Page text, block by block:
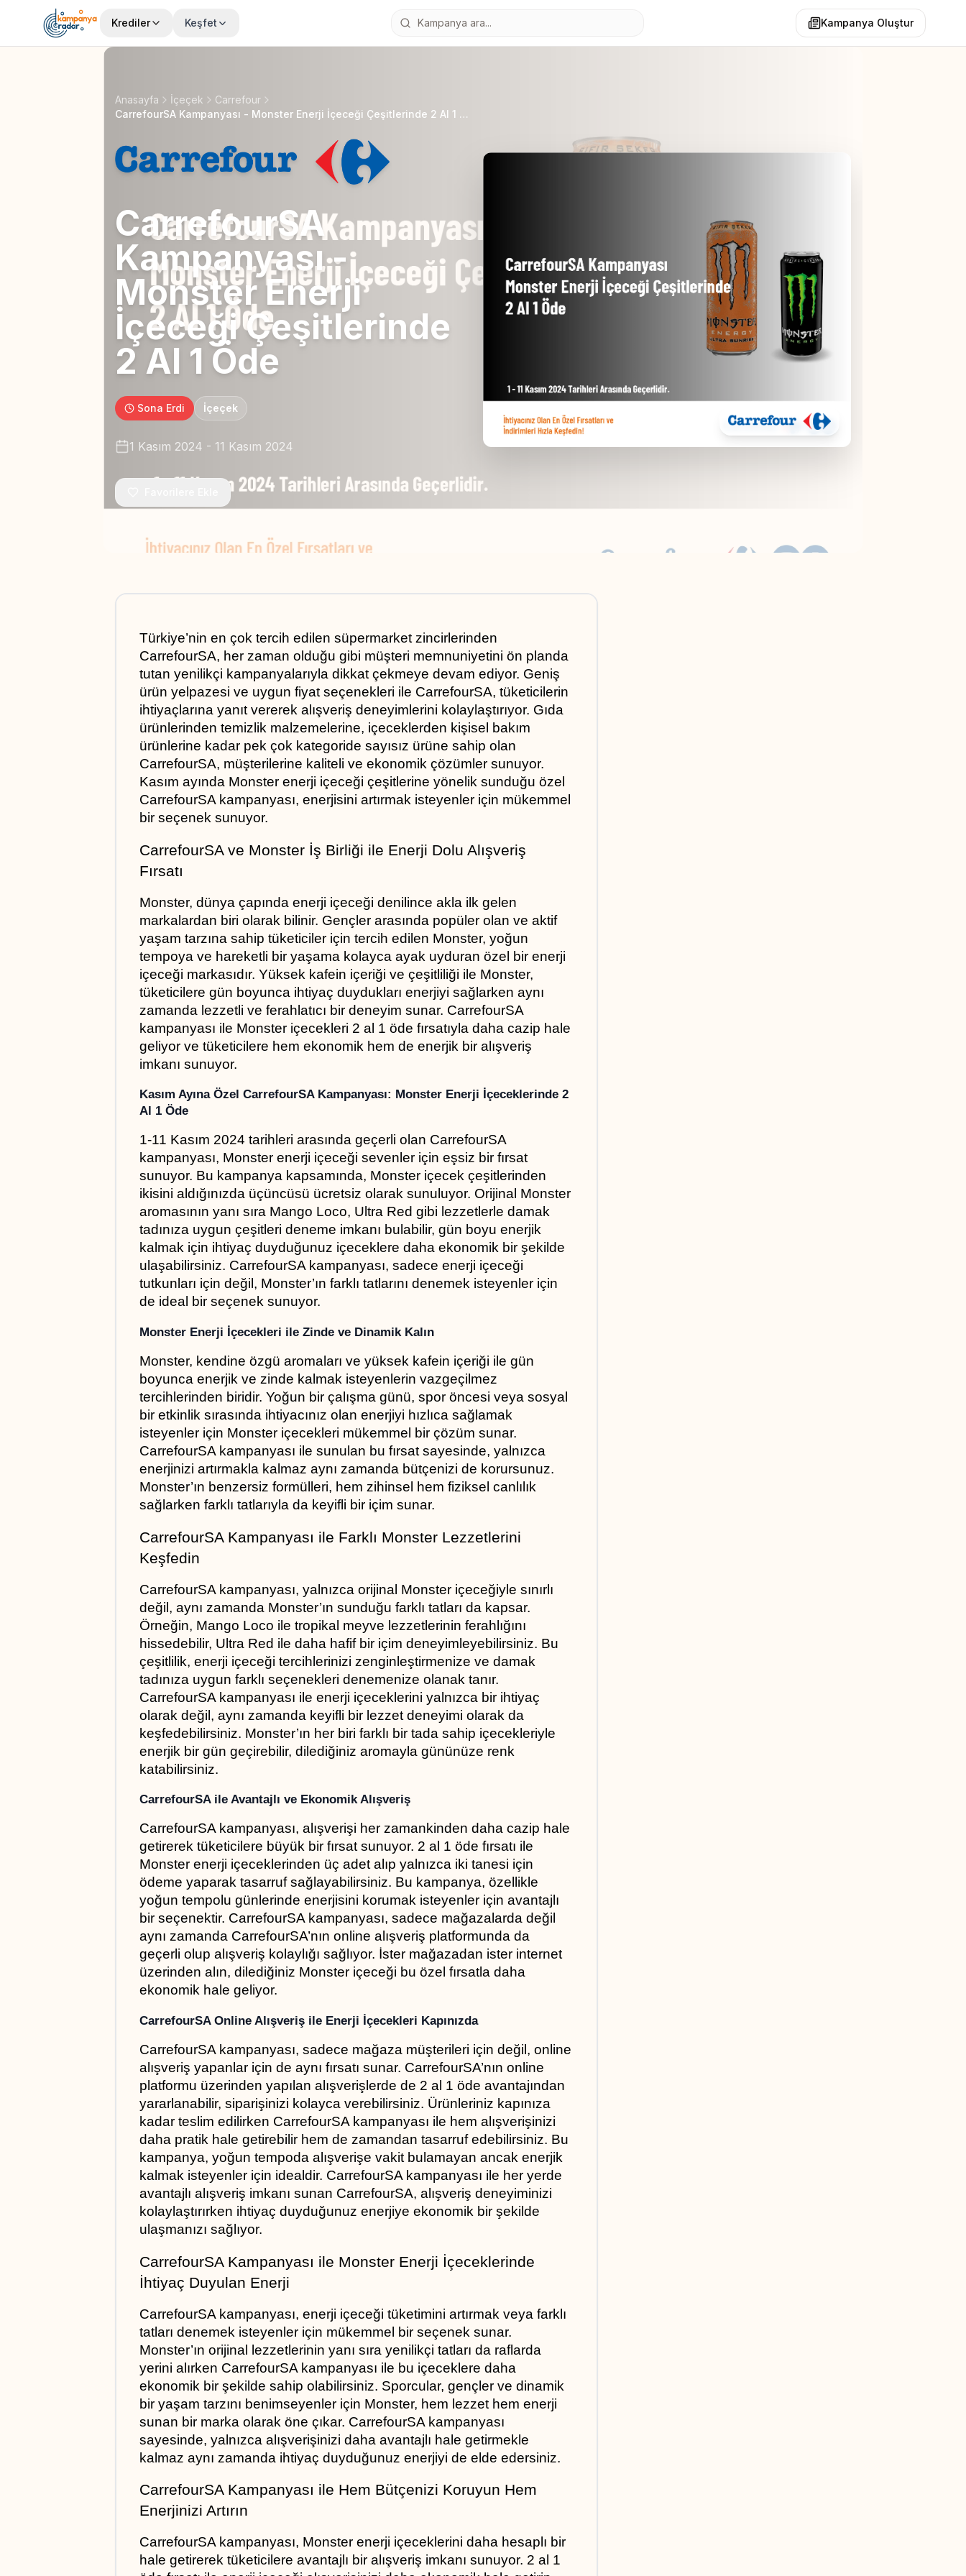
Krediler Keşfet Kampanya Oluştur
Anasayfa İçeçek
Carrefour
CarrefourSA Kampanyası - Monster Enerji İçeceği Çeşitlerinde 2 Al 1 Öde
CarrefourSA
Kampanyası -
Monster Enerji
İçeceği Çeşitlerinde
2 Al 1 Öde
Sona Erdi İçeçek
1 Kasım 2024 - 11 Kasım 2024
Türkiye’nin en çok tercih edilen süpermarket zincirlerinden
CarrefourSA, her zaman olduğu gibi müşteri memnuniyetini ön planda
tutan yenilikçi kampanyalarıyla dikkat çekmeye devam ediyor. Geniş
ürün yelpazesi ve uygun fiyat seçenekleri ile CarrefourSA, tüketicilerin
ihtiyaçlarına yanıt vererek alışveriş deneyimlerini kolaylaştırıyor. Gıda
ürünlerinden temizlik malzemelerine, içeceklerden kişisel bakım
ürünlerine kadar pek çok kategoride sayısız ürüne sahip olan
CarrefourSA, müşterilerine kaliteli ve ekonomik çözümler sunuyor.
Kasım ayında Monster enerji içeceği çeşitlerine yönelik sunduğu özel
CarrefourSA kampanyası, enerjisini artırmak isteyenler için mükemmel
bir seçenek sunuyor.
CarrefourSA ve Monster İş Birliği ile Enerji Dolu Alışveriş
Fırsatı
Monster, dünya çapında enerji içeceği denilince akla ilk gelen
markalardan biri olarak bilinir. Gençler arasında popüler olan ve aktif
yaşam tarzına sahip tüketiciler için tercih edilen Monster, yoğun
tempoya ve hareketli bir yaşama kolayca ayak uyduran özel bir enerji
içeceği markasıdır. Yüksek kafein içeriği ve çeşitliliği ile Monster,
tüketicilere gün boyunca ihtiyaç duydukları enerjiyi sağlarken aynı
zamanda lezzetli ve ferahlatıcı bir deneyim sunar. CarrefourSA
kampanyası ile Monster içecekleri 2 al 1 öde fırsatıyla daha cazip hale
geliyor ve tüketicilere hem ekonomik hem de enerjik bir alışveriş
imkanı sunuyor.
Kasım Ayına Özel CarrefourSA Kampanyası: Monster Enerji İçeceklerinde 2
Al 1 Öde
1-11 Kasım 2024 tarihleri arasında geçerli olan CarrefourSA
kampanyası, Monster enerji içeceği sevenler için eşsiz bir fırsat
sunuyor. Bu kampanya kapsamında, Monster içecek çeşitlerinden
ikisini aldığınızda üçüncüsü ücretsiz olarak sunuluyor. Orijinal Monster
aromasının yanı sıra Mango Loco, Ultra Red gibi lezzetlerle damak
tadınıza uygun çeşitleri deneme imkanı bulabilir, gün boyu enerjik
kalmak için ihtiyaç duyduğunuz içeceklere daha ekonomik bir şekilde
ulaşabilirsiniz. CarrefourSA kampanyası, sadece enerji içeceği
tutkunları için değil, Monster’ın farklı tatlarını denemek isteyenler için
de ideal bir seçenek sunuyor.
Monster Enerji İçecekleri ile Zinde ve Dinamik Kalın
Monster, kendine özgü aromaları ve yüksek kafein içeriği ile gün
boyunca enerjik ve zinde kalmak isteyenlerin vazgeçilmez
tercihlerinden biridir. Yoğun bir çalışma günü, spor öncesi veya sosyal
bir etkinlik sırasında ihtiyacınız olan enerjiyi hızlıca sağlamak
isteyenler için Monster içecekleri mükemmel bir çözüm sunar.
CarrefourSA kampanyası ile sunulan bu fırsat sayesinde, yalnızca
enerjinizi artırmakla kalmaz aynı zamanda bütçenizi de korursunuz.
Monster’ın benzersiz formülleri, hem zihinsel hem fiziksel canlılık
sağlarken farklı tatlarıyla da keyifli bir içim sunar.
CarrefourSA Kampanyası ile Farklı Monster Lezzetlerini
Keşfedin
CarrefourSA kampanyası, yalnızca orijinal Monster içeceğiyle sınırlı
değil, aynı zamanda Monster’ın sunduğu farklı tatları da kapsar.
Örneğin, Mango Loco ile tropikal meyve lezzetlerinin ferahlığını
hissedebilir, Ultra Red ile daha hafif bir içim deneyimleyebilirsiniz. Bu
çeşitlilik, enerji içeceği tercihlerinizi zenginleştirmenize ve damak
tadınıza uygun farklı seçenekleri denemenize olanak tanır.
CarrefourSA kampanyası ile enerji içeceklerini yalnızca bir ihtiyaç
olarak değil, aynı zamanda keyifli bir lezzet deneyimi olarak da
keşfedebilirsiniz. Monster’ın her biri farklı bir tada sahip içecekleriyle
enerjik bir gün geçirebilir, dilediğiniz aromayla gününüze renk
katabilirsiniz.
CarrefourSA ile Avantajlı ve Ekonomik Alışveriş
CarrefourSA kampanyası, alışverişi her zamankinden daha cazip hale
getirerek tüketicilere büyük bir fırsat sunuyor. 2 al 1 öde fırsatı ile
Monster enerji içeceklerinden üç adet alıp yalnızca iki tanesi için
ödeme yaparak tasarruf sağlayabilirsiniz. Bu kampanya, özellikle
yoğun tempolu günlerinde enerjisini korumak isteyenler için avantajlı
bir seçenektir. CarrefourSA kampanyası, sadece mağazalarda değil
aynı zamanda CarrefourSA’nın online alışveriş platformunda da
geçerli olup alışveriş kolaylığı sağlıyor. İster mağazadan ister internet
üzerinden alın, dilediğiniz Monster içeceği bu özel fırsatla daha
ekonomik hale geliyor.
CarrefourSA Online Alışveriş ile Enerji İçecekleri Kapınızda
CarrefourSA kampanyası, sadece mağaza müşterileri için değil, online
alışveriş yapanlar için de aynı fırsatı sunar. CarrefourSA’nın online
platformu üzerinden yapılan alışverişlerde de 2 al 1 öde avantajından
yararlanabilir, siparişinizi kolayca verebilirsiniz. Ürünleriniz kapınıza
kadar teslim edilirken CarrefourSA kampanyası ile hem alışverişinizi
daha pratik hale getirebilir hem de zamandan tasarruf edebilirsiniz. Bu
kampanya, yoğun tempoda alışverişe vakit bulamayan ancak enerjik
kalmak isteyenler için idealdir. CarrefourSA kampanyası ile her yerde
avantajlı alışveriş imkanı sunan CarrefourSA, alışveriş deneyiminizi
kolaylaştırırken ihtiyaç duyduğunuz enerjiye ekonomik bir şekilde
ulaşmanızı sağlıyor.
CarrefourSA Kampanyası ile Monster Enerji İçeceklerinde
İhtiyaç Duyulan Enerji
CarrefourSA kampanyası, enerji içeceği tüketimini artırmak veya farklı
tatları denemek isteyenler için mükemmel bir seçenek sunar.
Monster’ın orijinal lezzetlerinin yanı sıra yenilikçi tatları da raflarda
yerini alırken CarrefourSA kampanyası ile bu içeceklere daha
ekonomik bir şekilde sahip olabilirsiniz. Sporcular, gençler ve dinamik
bir yaşam tarzını benimseyenler için Monster, hem lezzet hem enerji
sunan bir marka olarak öne çıkar. CarrefourSA kampanyası
sayesinde, yalnızca alışverişinizi daha avantajlı hale getirmekle
kalmaz aynı zamanda ihtiyaç duyduğunuz enerjiyi de elde edersiniz.
CarrefourSA Kampanyası ile Hem Bütçenizi Koruyun Hem
Enerjinizi Artırın
CarrefourSA kampanyası, Monster enerji içeceklerini daha hesaplı bir
hale getirerek tüketicilere avantajlı bir alışveriş imkanı sunuyor. 2 al 1